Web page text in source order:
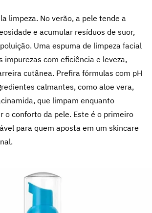
limpeza. No verão, a pele tende a
e acumular resíduos de suor,
Uma espuma de limpeza facial
impurezas com eficiência e leveza,
cutânea. Prefira fórmulas com pH
calmantes, como aloe vera,
que limpam enquanto
o conforto da pele. Este é o primeiro
para quem aposta em um skincare